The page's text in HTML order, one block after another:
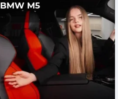
BMW M5